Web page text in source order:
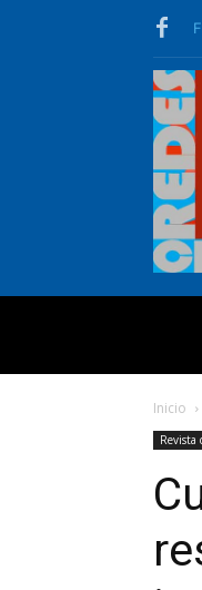
Inicio
Revista